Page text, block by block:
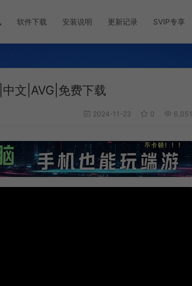
软件下载 安装说明 更新记录 SVIP专享
文|AVG|免费下载
2024-11-23 0 6,051